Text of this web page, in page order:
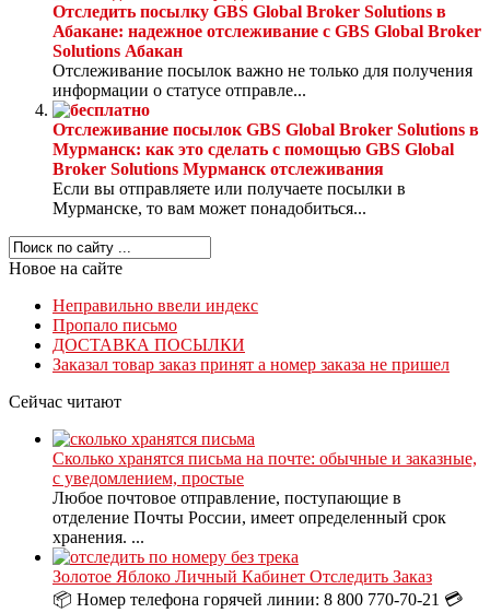
Отследить посылку GBS Global Broker Solutions в
Абакане: надежное отслеживание с GBS Global Broker
Solutions Абакан
Отслеживание посылок важно не только для получения
информации о статусе отправле...
Отслеживание посылок GBS Global Broker Solutions в
Мурманск: как это сделать с помощью GBS Global
Broker Solutions Мурманск отслеживания
Если вы отправляете или получаете посылки в
Мурманске, то вам может понадобиться...
Новое на сайте
Неправильно ввели индекс
Пропало письмо
ДОСТАВКА ПОСЫЛКИ
Заказал товар заказ принят а номер заказа не пришел
Сейчас читают
Сколько хранятся письма на почте: обычные и заказные,
с уведомлением, простые
Любое почтовое отправление, поступающие в
отделение Почты России, имеет определенный срок
хранения. ...
Золотое Яблоко Личный Кабинет Отследить Заказ
📦 Номер телефона горячей линии: 8 800 770-70-21 💳